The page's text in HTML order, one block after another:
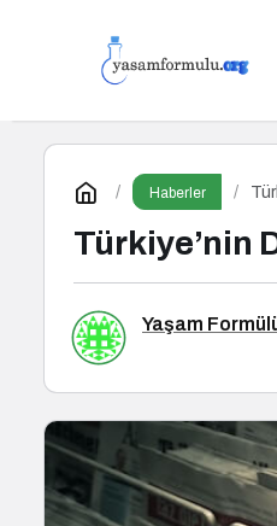
Haberler
Türkiye’nin
Yaşam